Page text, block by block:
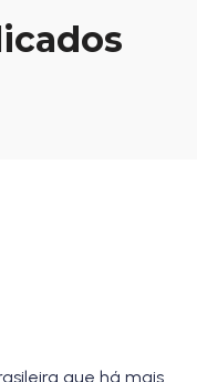
que há mais